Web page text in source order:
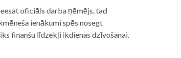
oficiāls darba ņēmējs, tad
ienākumi spēs nosegt
finanšu līdzekļi ikdienas dzīvošanai.